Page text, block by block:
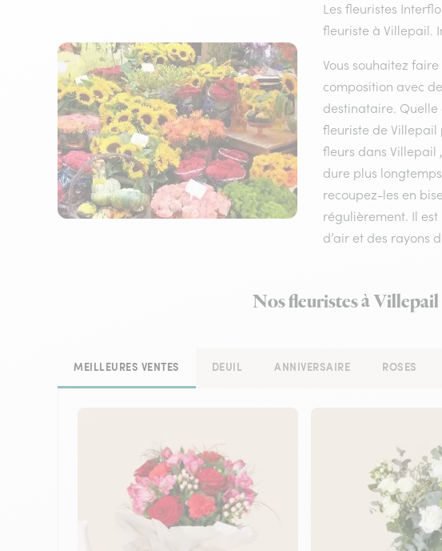
Les fleuristes
fleuriste à Villepail.
Vous souhaitez
composition avec
destinataire. Quelle
fleuriste de Villepail
fleurs dans Villepail
dure plus
recoupez-les en
régulièrement. Il
d’air et des rayons
Nos fleuristes à
MEILLEURES VENTES DEUIL ANNIVERSAIRE ROSES